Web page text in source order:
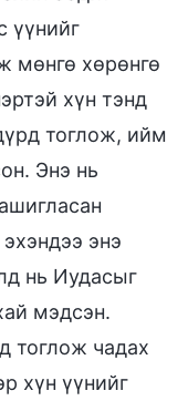
үүнийг
мөнгө хөрөнгө
хүн тэнд
тоглож, ийм
Энэ нь
энэ
нь Иудасыг
мэдсэн.
тоглож чадах
хүн үүнийг